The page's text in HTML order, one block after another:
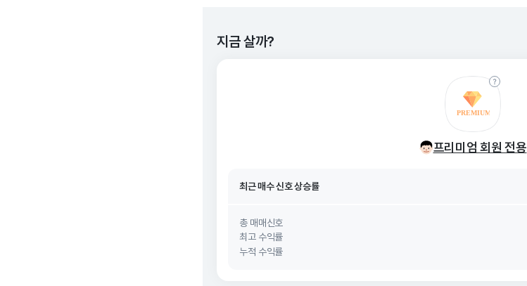
지금 살까?
프리미엄 회원 전용
최근 매수 신호26. 08/10
총 매매신호
최고 수익률
누적 수익률